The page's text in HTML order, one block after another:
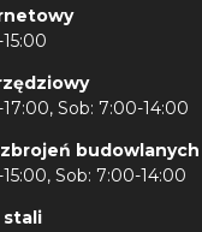
Sob: 7:00-14:00
budowlanych
Sob: 7:00-14:00
stali